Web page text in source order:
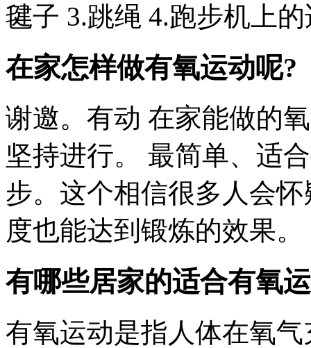
毽子 3.跳绳 4.跑步机上
在家怎样做有氧运动呢?
谢邀。有动 在家能做的
坚持进行。 最简单、适
步。这个相信很多人会
度也能达到锻炼的效果。
有哪些居家的适合有氧
有氧运动是指人体在氧